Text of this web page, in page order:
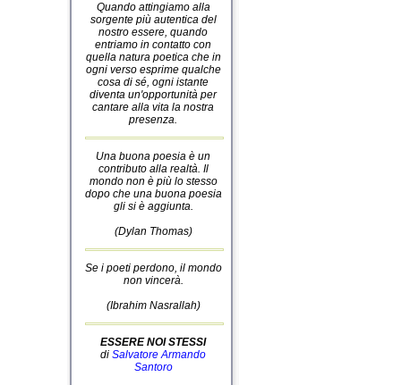
Quando attingiamo alla
sorgente più autentica del
nostro essere, quando
entriamo in contatto con
quella natura poetica che in
ogni verso esprime qualche
cosa di sé, ogni istante
diventa un'opportunità per
cantare alla vita la nostra
presenza.
Una buona poesia è un
contributo alla realtà. Il
mondo non è più lo stesso
dopo che una buona poesia
gli si è aggiunta.
(Dylan Thomas)
Se i poeti perdono, il mondo
non vincerà.
(Ibrahim Nasrallah)
ESSERE NOI STESSI
di Salvatore Armando
Santoro